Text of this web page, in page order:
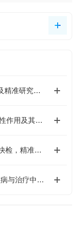
IL-10信号在肿瘤免疫治疗中的双重角色及精准研究策略
关键致癌基因BCL6在生殖病理中的多效性作用及其分子机制
免提取一步法RT-qPCR试剂盒：90分钟快检，精准省心
透明质酸酶：细胞间的“拆墙专家“，在疾病与治疗中的双面角色